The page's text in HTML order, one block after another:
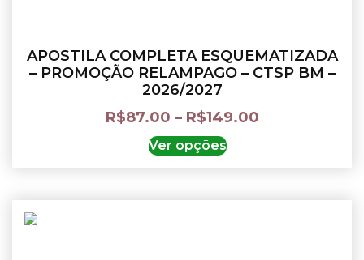
APOSTILA COMPLETA ESQUEMATIZADA
– PROMOÇÃO RELAMPAGO – CTSP BM –
2026/2027
R$87.00 – R$149.00
Ver opções